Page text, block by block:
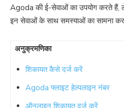
Agoda की ई-सेवाओं का उपयोग करते
इन सेवाओं के साथ समस्याओं का सामना
अनुक्रमणिका
शिकायत कैसे दर्ज करें
Agoda फ्लाइट हेल्पलाइन नंबर
ऑनलाइन शिकायत दर्ज करें